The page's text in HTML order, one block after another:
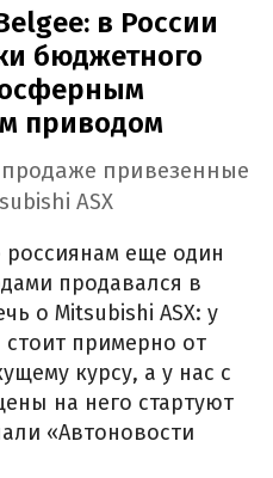
в России
бюджетного
приводом
привезенные
ASX
еще один
продавался в
о Mitsubishi ASX: у
примерно от
курсу, а у нас с
на него стартуют
«Автоновости